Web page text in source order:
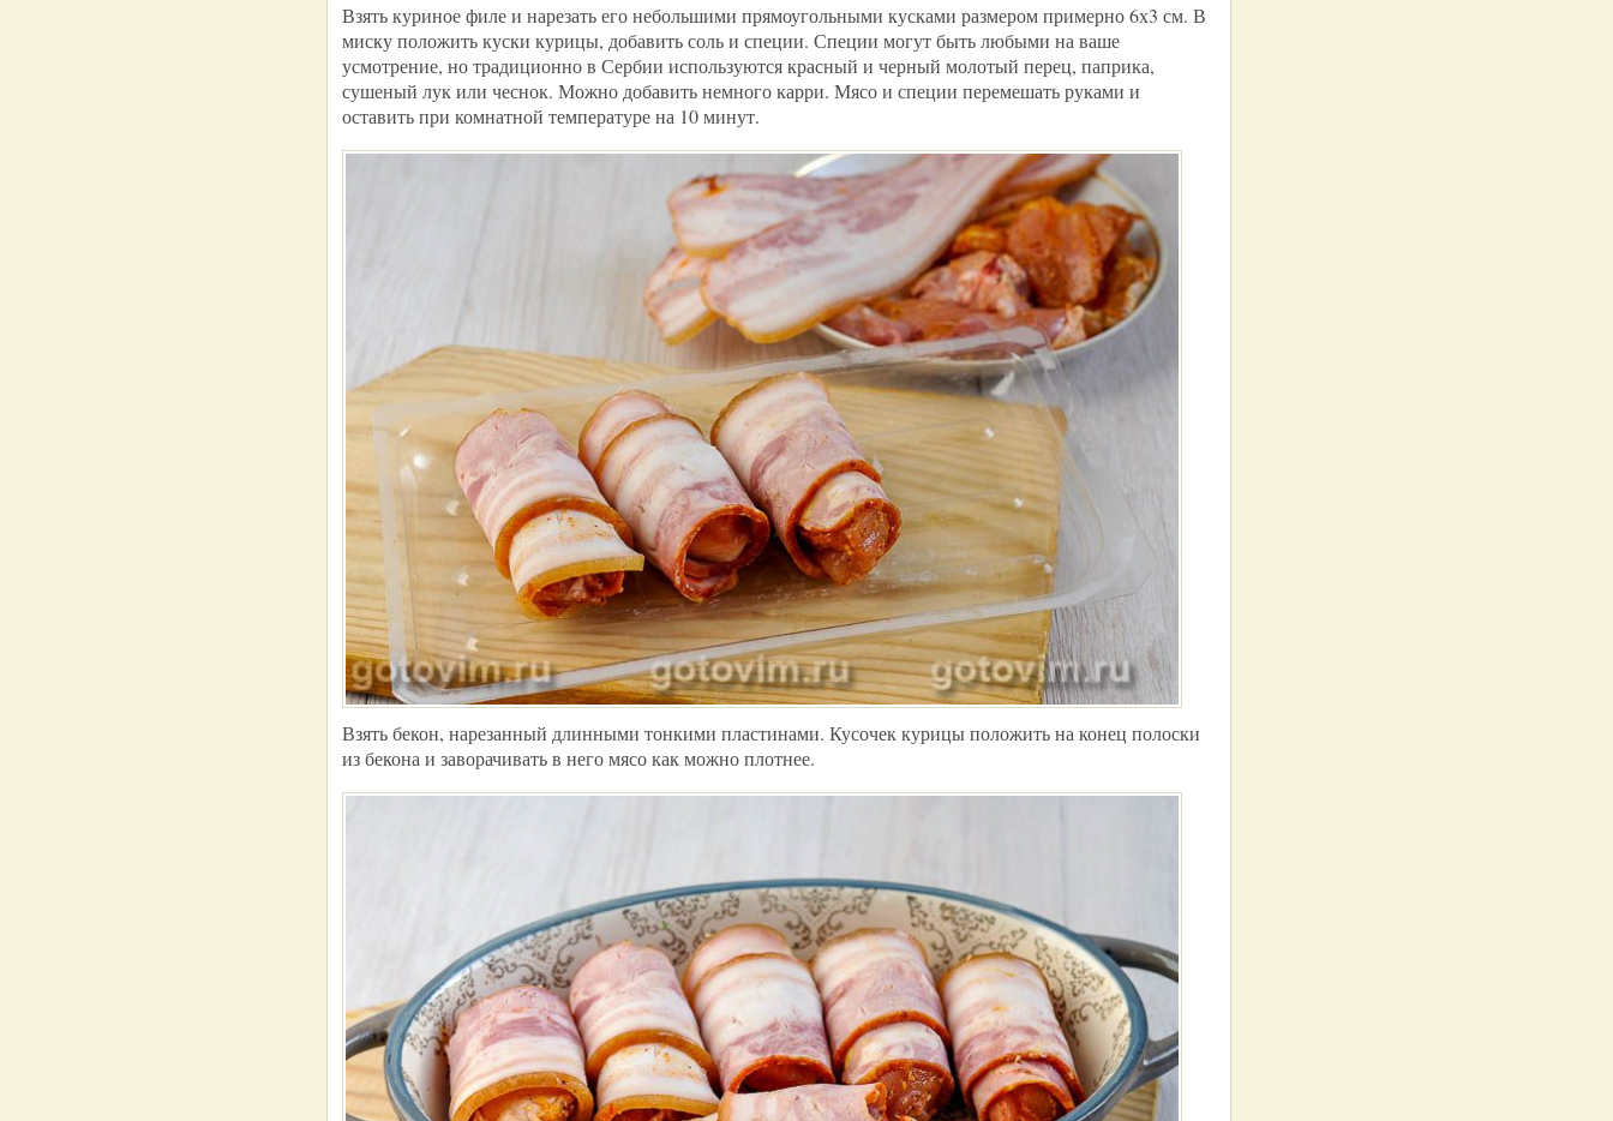
Взять куриное филе и нарезать его небольшими прямоугольными кусками размером примерно 6х3 см. В
миску положить куски курицы, добавить соль и специи. Специи могут быть любыми на ваше
усмотрение, но традиционно в Сербии используются красный и черный молотый перец, паприка,
сушеный лук или чеснок. Можно добавить немного карри. Мясо и специи перемешать руками и
оставить при комнатной температуре на 10 минут.
Взять бекон, нарезанный длинными тонкими пластинами. Кусочек курицы положить на конец полоски
из бекона и заворачивать в него мясо как можно плотнее.